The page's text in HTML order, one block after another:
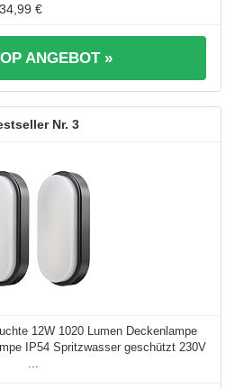
€
ANGEBOT »
3
12W 1020 Lumen Deckenlampe
IP54 Spritzwasser geschützt 230V